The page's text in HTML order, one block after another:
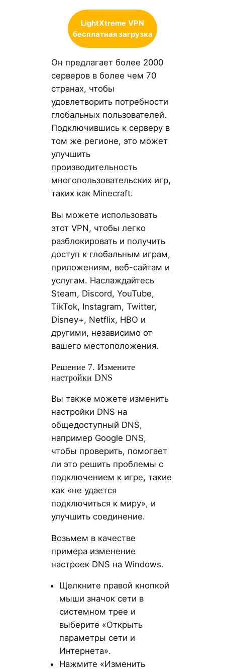
LightXtreme VPN
бесплатная загрузка
Он предлагает более 2000
серверов в более чем 70
странах, чтобы
удовлетворить потребности
глобальных пользователей.
Подключившись к серверу в
том же регионе, это может
улучшить
производительность
многопользовательских игр,
таких как Minecraft.
Вы можете использовать
этот VPN, чтобы легко
разблокировать и получить
доступ к глобальным играм,
приложениям, веб-сайтам и
услугам. Наслаждайтесь
Steam, Discord, YouTube,
TikTok, Instagram, Twitter,
Disney+, Netflix, HBO и
другими, независимо от
вашего местоположения.
Решение 7. Измените
настройки DNS
Вы также можете изменить
настройки DNS на
общедоступный DNS,
например Google DNS,
чтобы проверить, помогает
ли это решить проблемы с
подключением к игре, такие
как «не удается
подключиться к миру», и
улучшить соединение.
Возьмем в качестве
примера изменение
настроек DNS на Windows.
Щелкните правой кнопкой
мыши значок сети в
системном трее и
выберите «Открыть
параметры сети и
Интернета».
Нажмите «Изменить